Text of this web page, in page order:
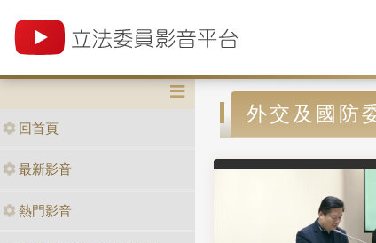
回首頁
最新影音
熱門影音
外交及國防